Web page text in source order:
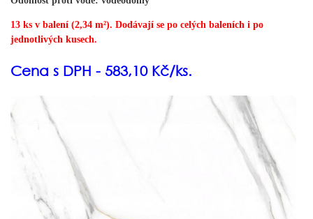
13 ks v balení (2,34 m²). Dodávají se po celých baleních i po
jednotlivých kusech.
Cena s DPH - 583,10 Kč/ks.